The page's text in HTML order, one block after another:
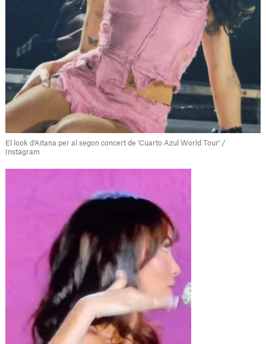
El look d'Aitana per al segon concert de 'Cuarto Azul World Tour' /
Instagram